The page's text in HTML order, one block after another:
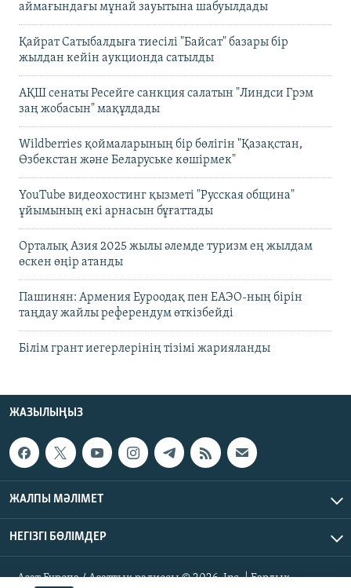
аймағындағы мұнай зауытына шабуылдады
Қайрат Сатыбалдыға тиесілі "Байсат" базары бір
жылдан кейін аукционда сатылды
АҚШ сенаты Ресейге санкция салатын "Линдси Грэм
заң жобасын" мақұлдады
Wildberries қоймаларының бір бөлігін "Қазақстан,
Өзбекстан және Беларуське көшірмек"
YouTube видеохостинг қызметі "Русская община"
ұйымының екі арнасын бұғаттады
Орталық Азия 2025 жылы әлемде туризм ең жылдам
өскен өңір атанды
Пашинян: Армения Еуроодақ пен ЕАЭО-ның бірін
таңдау жайлы референдум өткізбейді
Білім грант иегерлерінің тізімі жарияланды
ЖАЗЫЛЫҢЫЗ
ЖАЛПЫ МӘЛІМЕТ
НЕГІЗГІ БӨЛІМДЕР
Азат Еуропа / Азаттық радиосы © 2026, Inc. | Барлық